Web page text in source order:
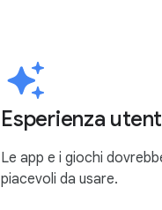
Esperienza
Le app e i giochi
piacevoli da usare.